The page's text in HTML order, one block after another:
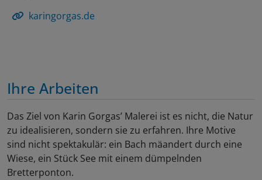
karingorgas.de
Ihre Arbeiten
Das Ziel von Karin Gorgas’ Malerei ist es nicht, die Natur
zu idealisieren, sondern sie zu erfahren. Ihre Motive
sind nicht spektakulär: ein Bach mäandert durch eine
Wiese, ein Stück See mit einem dümpelnden
Bretterponton.